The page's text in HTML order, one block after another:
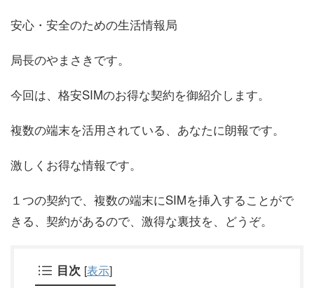
安心・安全のための生活情報局
局長のやまさきです。
今回は、格安SIMのお得な契約を御紹介します。
複数の端末を活用されている、あなたに朗報です。
激しくお得な情報です。
１つの契約で、複数の端末にSIMを挿入することがで
きる、契約があるので、激得な裏技を、どうぞ。
目次 [表示]